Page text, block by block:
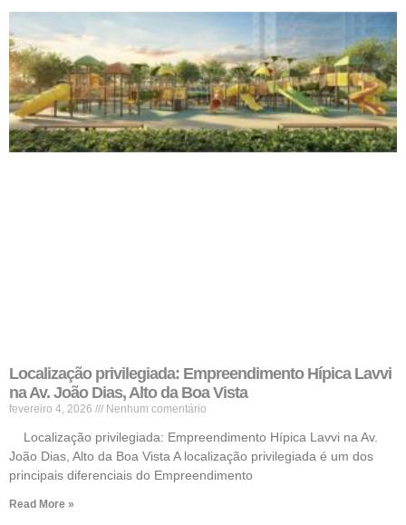
Localização privilegiada: Empreendimento Hípica Lavvi
na Av. João Dias, Alto da Boa Vista
fevereiro 4, 2026 Nenhum comentário
Localização privilegiada: Empreendimento Hípica Lavvi na Av.
João Dias, Alto da Boa Vista A localização privilegiada é um dos
principais diferenciais do Empreendimento
Read More »